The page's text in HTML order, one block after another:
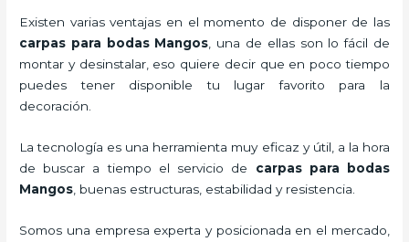
Existen varias ventajas en el momento de disponer de las
carpas para bodas Mangos , una de ellas son lo fácil de
montar y desinstalar, eso quiere decir que en poco tiempo
puedes tener disponible tu lugar favorito para la
decoración.
La tecnología es una herramienta muy eficaz y útil, a la hora
de buscar a tiempo el servicio de carpas para bodas
Mangos , buenas estructuras, estabilidad y resistencia.
Somos una empresa experta y posicionada en el mercado,